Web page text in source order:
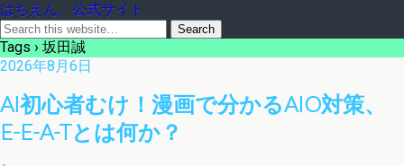
はちえん。公式サイト
Tags › 坂田誠
2026年8月6日
AI初心者むけ！漫画で分かるAIO対策、
E-E-A-Tとは何か？